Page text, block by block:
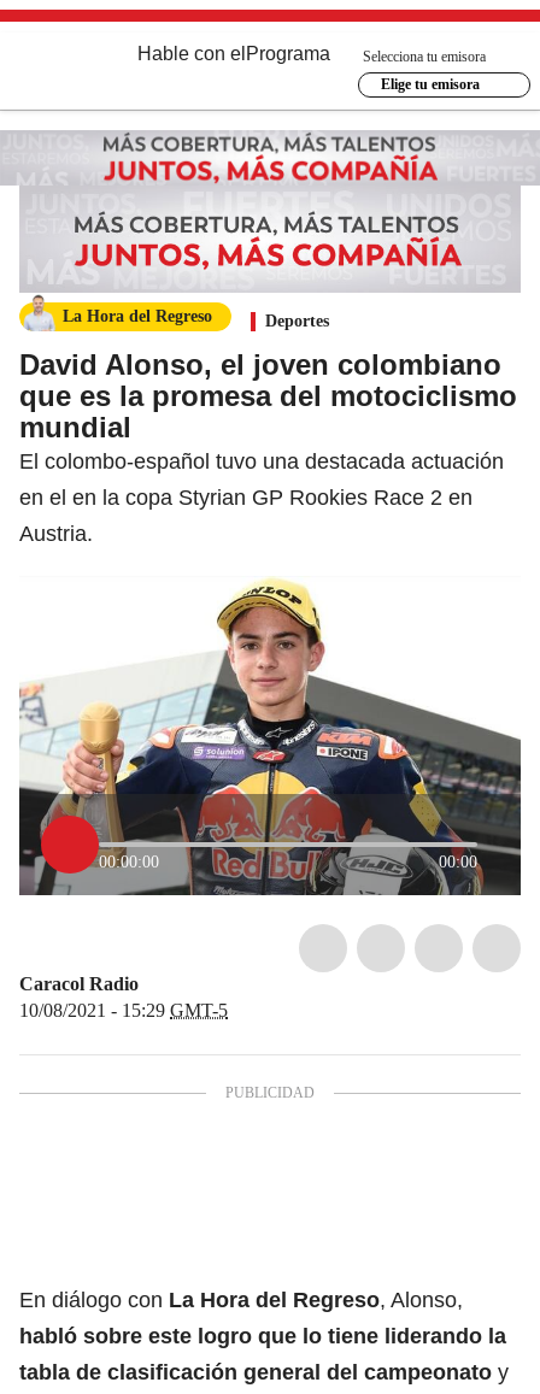
Hable con el Programa
Selecciona tu emisora
Elige tu emisora
La Hora del Regreso Deportes
David Alonso, el joven colombiano
que es la promesa del motociclismo
mundial
El colombo-español tuvo una destacada actuación
en el en la copa Styrian GP Rookies Race 2 en
Austria.
00:00:00 00:00
Caracol Radio
10/08/2021 - 15:29 GMT-5
En diálogo con La Hora del Regreso, Alonso,
habló sobre este logro que lo tiene liderando la
tabla de clasificación general del campeonato y